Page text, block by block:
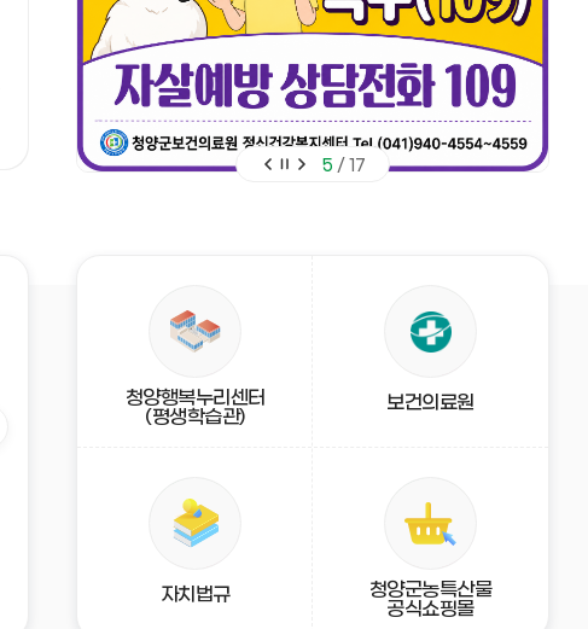
5 / 17
중대재해처벌법 청양사랑장학회 어린이백제체험관
청양행복누리센터
(평생학습관)
보건의료원
자치법규
청양군농특산물
공식쇼핑몰